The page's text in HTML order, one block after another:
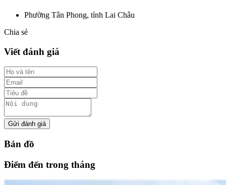
Phường Tân Phong, tỉnh Lai Châu
Chia sẻ
Viết đánh giá
Gửi đánh giá
Bản đồ
Điểm đến trong tháng